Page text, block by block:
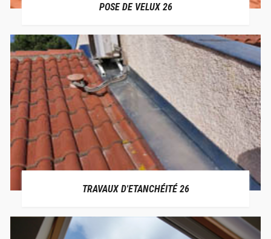
POSE DE VELUX 26
TRAVAUX D'ETANCHÉITÉ 26